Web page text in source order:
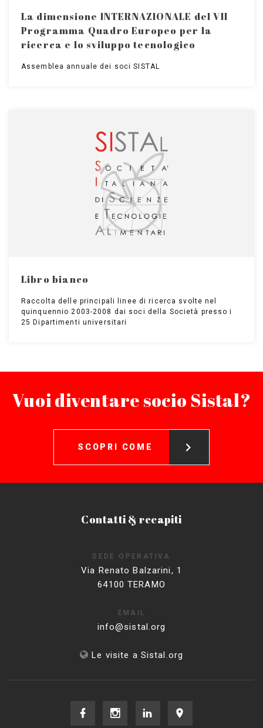
La dimensione INTERNAZIONALE del VII
Programma Quadro Europeo per la
ricerca e lo sviluppo tecnologico
Assemblea annuale dei soci SISTAL
Libro bianco
Raccolta delle principali linee di ricerca svolte nel
quinquennio 2003-2008 dai soci della Società presso i
25 Dipartimenti universitari
Vuoi diventare socio Sistal?
SCOPRI COME
Contatti & recapiti
SEDE OPERATIVA
Via Renato Balzarini, 1
64100 TERAMO
EMAIL
info@sistal.org
Le visite a Sistal.org